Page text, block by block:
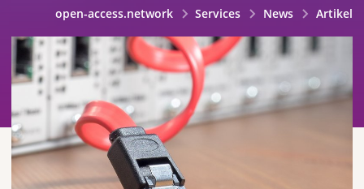
open-access.network Services News Artikel